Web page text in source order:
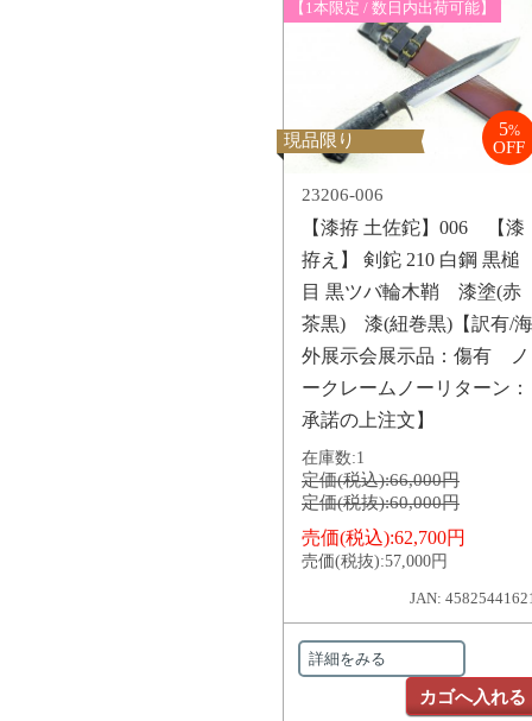
【1本限定 / 数日内出荷可能】
現品限り
5%
OFF
23206-006
【漆拵 土佐鉈】006 【漆
拵え】 剣鉈 210 白鋼 黒槌
目 黒ツバ輪木鞘 漆塗(赤
茶黒) 漆(紐巻黒)【訳有/海
外展示会展示品：傷有 ノ
ークレームノーリターン：
承諾の上注文】
在庫数:1
定価(税込):66,000円
定価(税抜):60,000円
売価(税込):62,700円
売価(税抜):57,000円
JAN:
詳細をみる
カゴへ入れる